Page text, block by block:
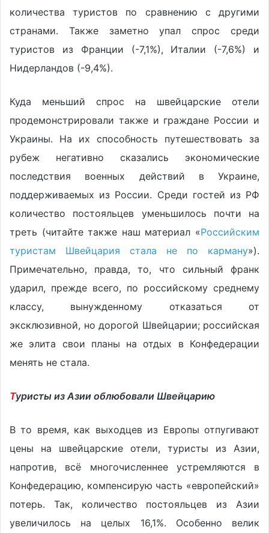
количества туристов по сравнению с другими
странами. Также заметно упал спрос среди
туристов из Франции (-7,1%), Италии (-7,6%) и
Нидерландов (-9,4%).
Куда меньший спрос на швейцарские отели
продемонстрировали также и граждане России и
Украины. На их способность путешествовать за
рубеж негативно сказались экономические
последствия военных действий в Украине,
поддерживаемых из России. Среди гостей из РФ
количество постояльцев уменьшилось почти на
треть (читайте также наш материал «Российским
туристам Швейцария стала не по карману»).
Примечательно, правда, то, что сильный франк
ударил, прежде всего, по российскому среднему
классу, вынужденному отказаться от
эксклюзивной, но дорогой Швейцарии; российская
же элита свои планы на отдых в Конфедерации
менять не стала.
Туристы из Азии облюбовали Швейцарию
В то время, как выходцев из Европы отпугивают
цены на швейцарские отели, туристы из Азии,
напротив, всё многочисленнее устремляются в
Конфедерацию, компенсирую часть «европейский»
потерь. Так, количество постояльцев из Азии
увеличилось на целых 16,1%. Особенно велик